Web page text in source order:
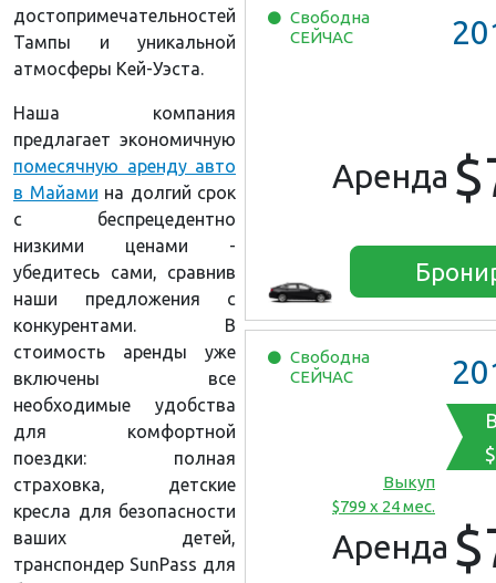
Свободна
СЕЙЧАС
Аренда
Свободна
СЕЙЧАС
Выкуп
$799 x 24 мес.
Аренда
достопримечательностей
Тампы и уникальной
атмосферы Кей-Уэста.
Наша компания
предлагает экономичную
помесячную аренду авто
в Майами на долгий срок
с беспрецедентно
низкими ценами -
убедитесь сами, сравнив
наши предложения с
конкурентами. В
стоимость аренды уже
включены все
необходимые удобства
для комфортной
поездки: полная
страховка, детские
кресла для безопасности
ваших детей,
транспондер SunPass для